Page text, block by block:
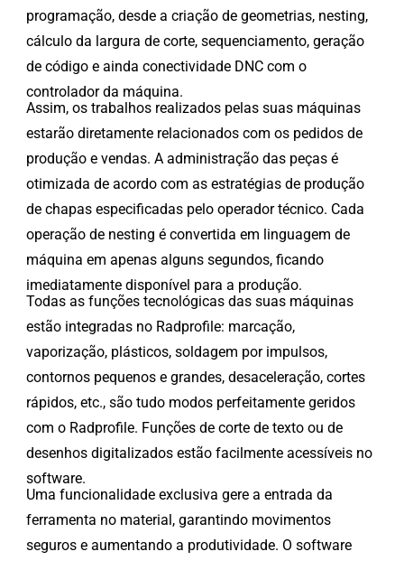
programação, desde a criação de geometrias, nesting,
cálculo da largura de corte, sequenciamento, geração
de código e ainda conectividade DNC com o
controlador da máquina.
Assim, os trabalhos realizados pelas suas máquinas
estarão diretamente relacionados com os pedidos de
produção e vendas. A administração das peças é
otimizada de acordo com as estratégias de produção
de chapas especificadas pelo operador técnico. Cada
operação de nesting é convertida em linguagem de
máquina em apenas alguns segundos, ficando
imediatamente disponível para a produção.
Todas as funções tecnológicas das suas máquinas
estão integradas no Radprofile: marcação,
vaporização, plásticos, soldagem por impulsos,
contornos pequenos e grandes, desaceleração, cortes
rápidos, etc., são tudo modos perfeitamente geridos
com o Radprofile. Funções de corte de texto ou de
desenhos digitalizados estão facilmente acessíveis no
software.
Uma funcionalidade exclusiva gere a entrada da
ferramenta no material, garantindo movimentos
seguros e aumentando a produtividade. O software